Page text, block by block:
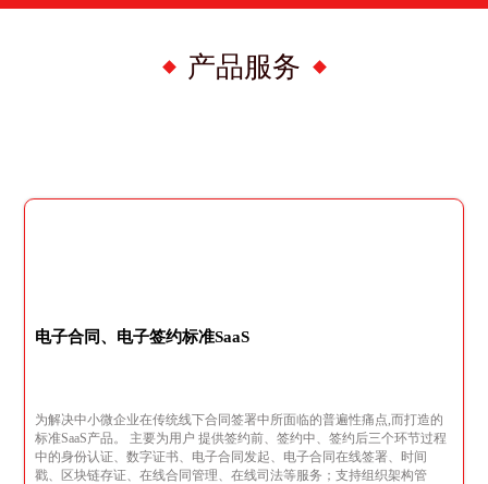
产品服务
电子合同、电子签约标准SaaS
为解决中小微企业在传统线下合同签署中所面临的普遍性痛点,而打造的
标准SaaS产品。 主要为用户 提供签约前、签约中、签约后三个环节过程
中的身份认证、数字证书、电子合同发起、电子合同在线签署、时间
戳、区块链存证、在线合同管理、在线司法等服务；支持组织架构管